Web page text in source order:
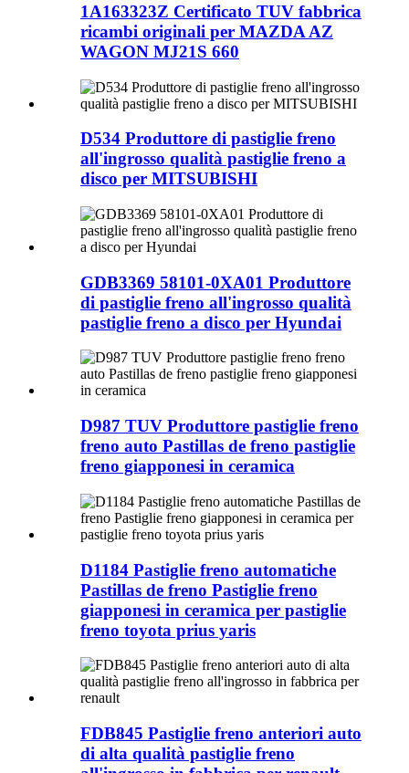
1A163323Z Certificato TUV fabbrica
ricambi originali per MAZDA AZ
WAGON MJ21S 660
D534 Produttore di pastiglie freno
all'ingrosso qualità pastiglie freno a
disco per MITSUBISHI
GDB3369 58101-0XA01 Produttore
di pastiglie freno all'ingrosso qualità
pastiglie freno a disco per Hyundai
D987 TUV Produttore pastiglie freno
freno auto Pastillas de freno pastiglie
freno giapponesi in ceramica
D1184 Pastiglie freno automatiche
Pastillas de freno Pastiglie freno
giapponesi in ceramica per pastiglie
freno toyota prius yaris
FDB845 Pastiglie freno anteriori auto
di alta qualità pastiglie freno